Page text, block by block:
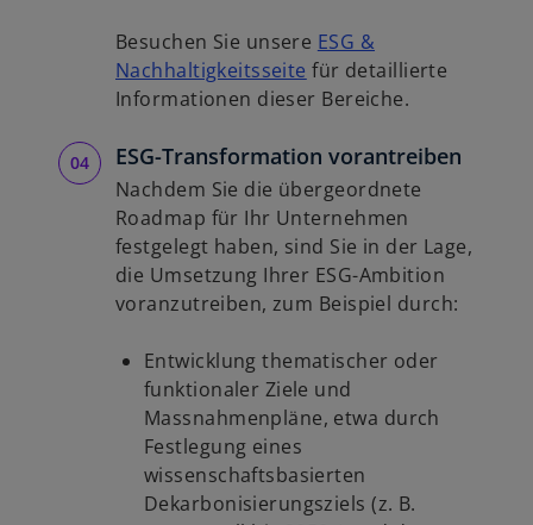
Besuchen Sie unsere ESG &
Nachhaltigkeitsseite für detaillierte
Informationen dieser Bereiche.
ESG-Transformation vorantreiben
Nachdem Sie die übergeordnete
Roadmap für Ihr Unternehmen
festgelegt haben, sind Sie in der Lage,
die Umsetzung Ihrer ESG-Ambition
voranzutreiben, zum Beispiel durch:
Entwicklung thematischer oder
funktionaler Ziele und
Massnahmenpläne, etwa durch
Festlegung eines
wissenschaftsbasierten
Dekarbonisierungsziels (z. B.